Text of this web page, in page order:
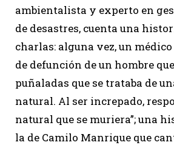
ambientalista y experto en
de desastres, cuenta una
charlas: alguna vez, un
de defunción de un hombre
puñaladas que se trataba de
natural. Al ser increpado,
natural que se muriera”; una
la de Camilo Manrique que